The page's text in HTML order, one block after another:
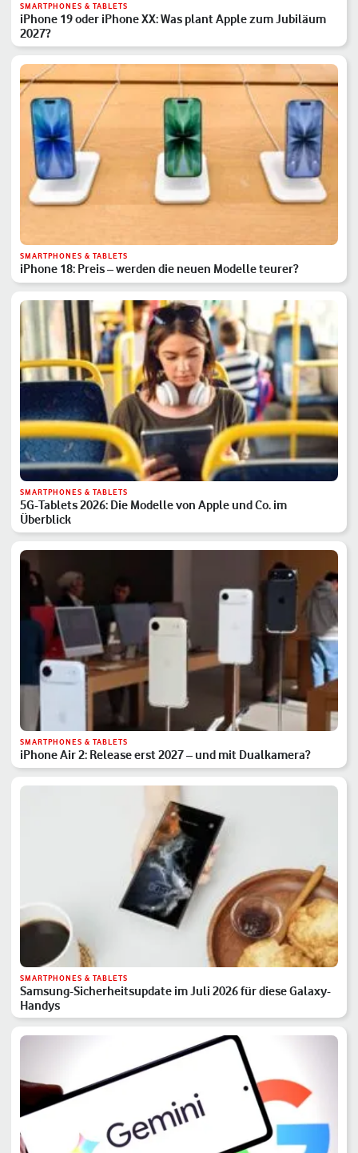
SMARTPHONES & TABLETS
iPhone 19 oder iPhone XX: Was plant Apple zum Jubiläum
2027?
SMARTPHONES & TABLETS
iPhone 18: Preis – werden die neuen Modelle teurer?
SMARTPHONES & TABLETS
5G-Tablets 2026: Die Modelle von Apple und Co. im
Überblick
SMARTPHONES & TABLETS
iPhone Air 2: Release erst 2027 – und mit Dualkamera?
SMARTPHONES & TABLETS
Samsung-Sicherheitsupdate im Juli 2026 für diese Galaxy-
Handys